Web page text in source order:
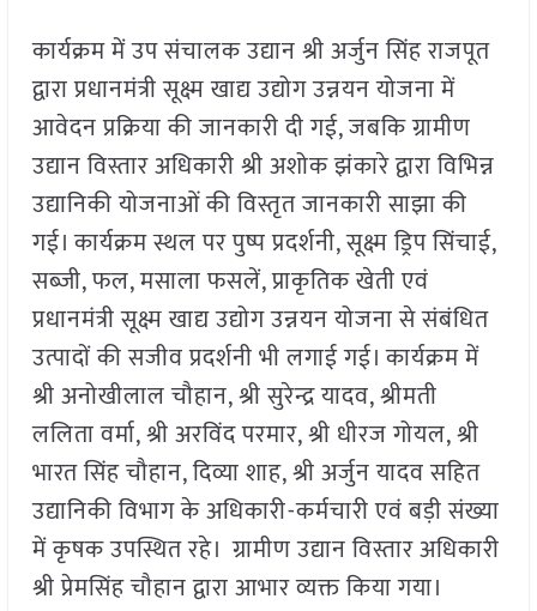
कार्यक्रम में उप संचालक उद्यान श्री अर्जुन सिंह राजपूत
द्वारा प्रधानमंत्री सूक्ष्म खाद्य उद्योग उन्नयन योजना में
आवेदन प्रक्रिया की जानकारी दी गई, जबकि ग्रामीण
उद्यान विस्तार अधिकारी श्री अशोक झंकारे द्वारा विभिन्न
उद्यानिकी योजनाओं की विस्तृत जानकारी साझा की
गई। कार्यक्रम स्थल पर पुष्प प्रदर्शनी, सूक्ष्म ड्रिप सिंचाई,
सब्जी, फल, मसाला फसलें, प्राकृतिक खेती एवं
प्रधानमंत्री सूक्ष्म खाद्य उद्योग उन्नयन योजना से संबंधित
उत्पादों की सजीव प्रदर्शनी भी लगाई गई। कार्यक्रम में
श्री अनोखीलाल चौहान, श्री सुरेन्द्र यादव, श्रीमती
ललिता वर्मा, श्री अरविंद परमार, श्री धीरज गोयल, श्री
भारत सिंह चौहान, दिव्या शाह, श्री अर्जुन यादव सहित
उद्यानिकी विभाग के अधिकारी-कर्मचारी एवं बड़ी संख्या
में कृषक उपस्थित रहे। ग्रामीण उद्यान विस्तार अधिकारी
श्री प्रेमसिंह चौहान द्वारा आभार व्यक्त किया गया।